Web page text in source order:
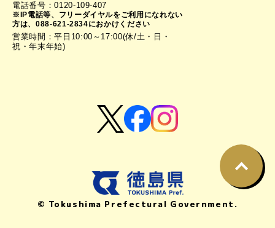
電話番号：0120-109-407
※IP電話等、フリーダイヤルをご利用になれない
方は、088-621-2834におかけください
営業時間：平日10:00～17:00(休/土・日・
祝・年末年始)
© Tokushima Prefectural Government.